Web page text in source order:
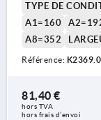
TYPE DE
A1=160
A8=352
Référence:
81,40 €
hors TVA
hors frais d’envoi